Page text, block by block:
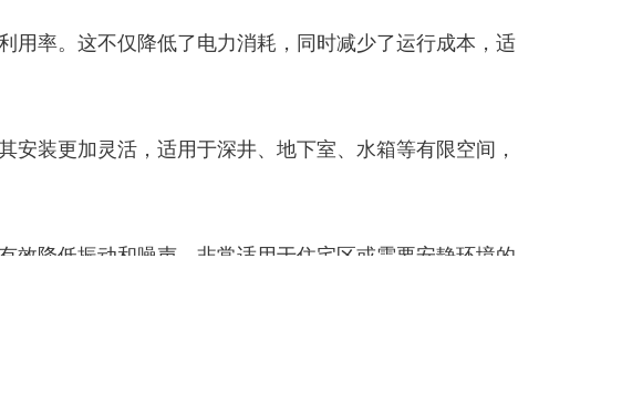
用率。这不仅降低了电力消耗，同时减少了运行成本，适
装更加灵活，适用于深井、地下室、水箱等有限空间，
效降低振动和噪声，非常适用于住宅区或需要安静环境的